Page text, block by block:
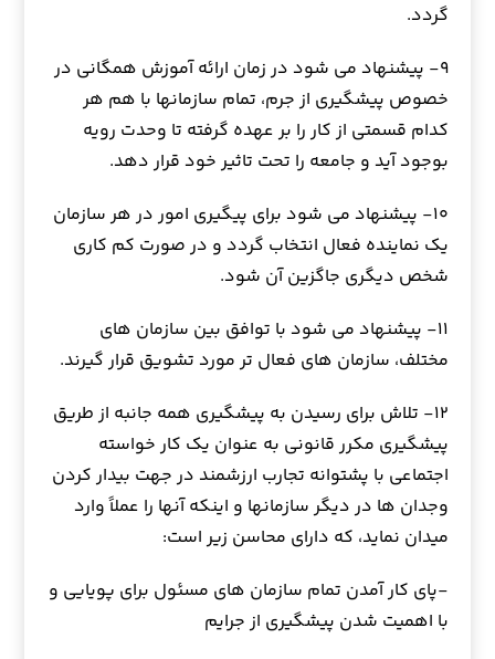
گردد.
۹- پیشنهاد می شود در زمان ارائه آموزش همگانی در
خصوص پیشگیری از جرم، تمام سازمانها با هم هر
کدام قسمتی از کار را بر عهده گرفته تا وحدت رویه
بوجود آید و جامعه را تحت تاثیر خود قرار دهد.
۱۰- پیشنهاد می شود برای پیگیری امور در هر سازمان
یک نماینده فعال انتخاب گردد و در صورت کم کاری
شخص دیگری جاگزین آن شود.
۱۱- پیشنهاد می شود با توافق بین سازمان های
مختلف، سازمان های فعال تر مورد تشویق قرار گیرند.
۱۲- تلاش برای رسیدن به پیشگیری همه جانبه از طریق
پیشگیری مکرر قانونی به عنوان یک کار خواسته
اجتماعی با پشتوانه تجارب ارزشمند در جهت بیدار کردن
وجدان ها در دیگر سازمانها و اینکه آنها را عملاً وارد
میدان نماید، که دارای محاسن زیر است:
-پای کار آمدن تمام سازمان های مسئول برای پویایی و
با اهمیت شدن پیشگیری از جرایم